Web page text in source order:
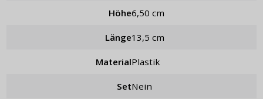
Höhe 6,50 cm
Länge 13,5 cm
Material Plastik
Set nein